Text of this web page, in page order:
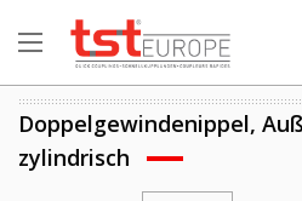
Doppelgewindenippel,
zylindrisch